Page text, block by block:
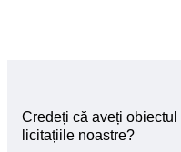
Credeți că aveți
licitațiile noastre?